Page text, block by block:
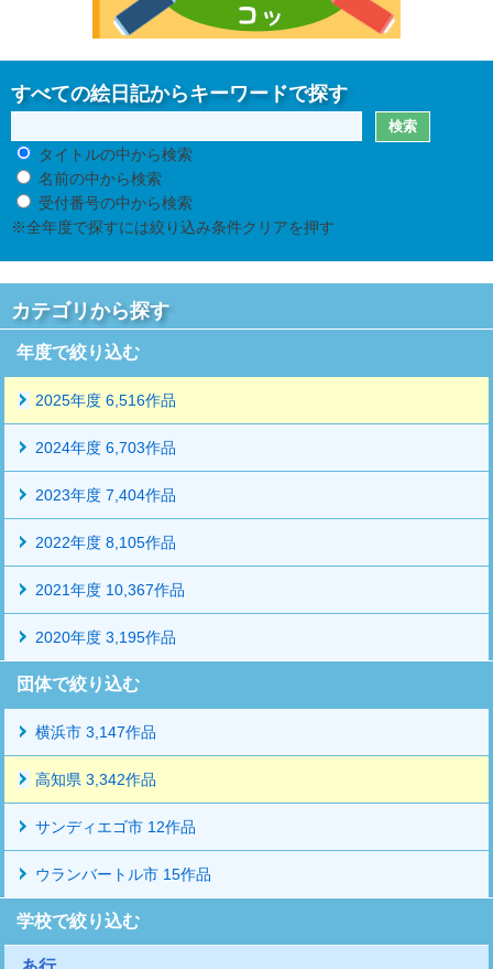
すべての絵日記からキーワードで探す
タイトルの中から検索
名前の中から検索
受付番号の中から検索
※全年度で探すには絞り込み条件クリアを押す
カテゴリから探す
年度で絞り込む
2025年度 6,516作品
2024年度 6,703作品
2023年度 7,404作品
2022年度 8,105作品
2021年度 10,367作品
2020年度 3,195作品
団体で絞り込む
横浜市 3,147作品
高知県 3,342作品
サンディエゴ市 12作品
ウランバートル市 15作品
学校で絞り込む